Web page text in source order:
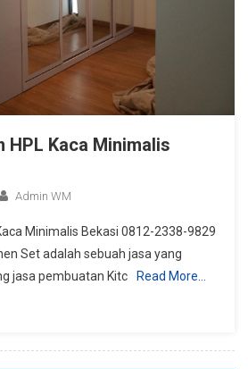
HPL Kaca Minimalis
Admin WM
Minimalis Bekasi 0812-2338-9829
Set adalah sebuah jasa yang
jasa pembuatan Kitc
Read More…